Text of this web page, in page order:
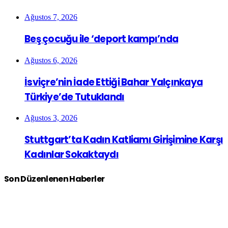
Ağustos 7, 2026
Beş çocuğu ile ‘deport kampı’nda
Ağustos 6, 2026
İsviçre’nin İade Ettiği Bahar Yalçınkaya
Türkiye’de Tutuklandı
Ağustos 3, 2026
Stuttgart’ta Kadın Katliamı Girişimine Karşı
Kadınlar Sokaktaydı
Son Düzenlenen Haberler